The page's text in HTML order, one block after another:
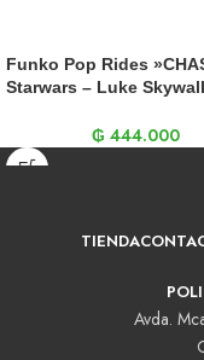
Funko Pop Rides
Starwars – Luke
₲ 444.000
TIENDA
Avda.